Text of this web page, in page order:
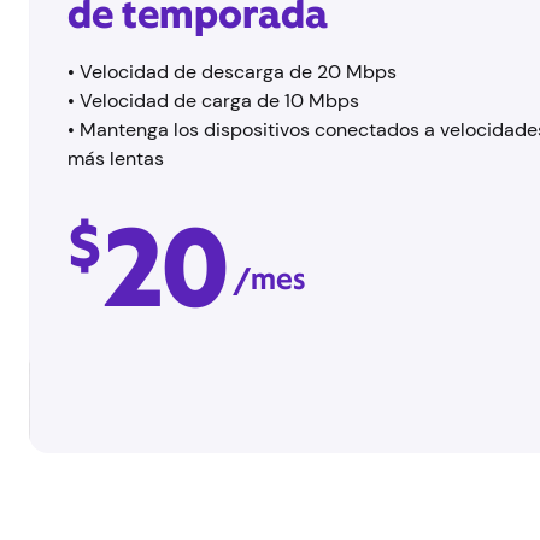
de temporada
• Velocidad de descarga de 20 Mbps
• Velocidad de carga de 10 Mbps
• Mantenga los dispositivos conectados a
más lentas
$20 /mes